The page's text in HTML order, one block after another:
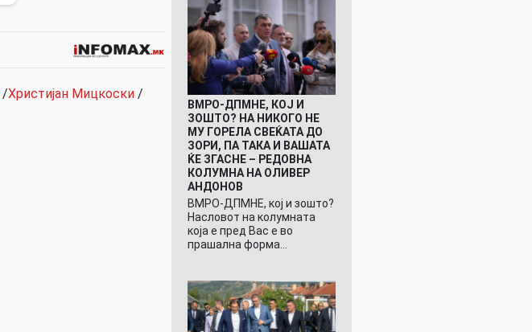
/Христијан Мицкоски /
ВМРО-ДПМНЕ, КОЈ И
ЗОШТО? НА НИКОГО НЕ
МУ ГОРЕЛА СВЕЌАТА ДО
ЗОРИ, ПА ТАКА И ВАШАТА
ЌЕ ЗГАСНЕ – РЕДОВНА
КОЛУМНА НА ОЛИВЕР
АНДОНОВ
ВМРО-ДПМНЕ, кој и зошто?
Насловот на колумната
која е пред Вас е во
прашална форма…